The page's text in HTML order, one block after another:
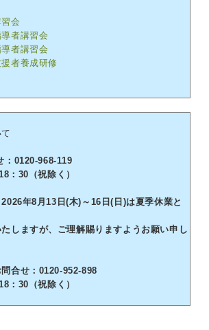
会
者講習会
者講習会
者養成研修
：0120-968-119
：30（祝除く）
年8月13日(木)～16日(日)は夏季休業と
しますが、ご理解賜りますようお願い申し
合せ：0120-952-898
：30（祝除く）